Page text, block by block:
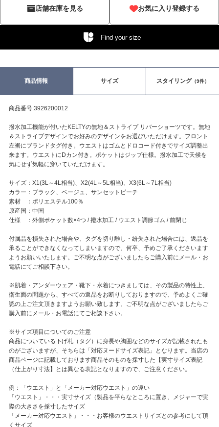
店舗在庫を見る お気に入り登録する
Find your size
商品情報 サイズ スタイリング（9件）
商品番号:3926200012
撥水加工機能が付いたKELTYの無地＆ストライプ リバーショーツです。無地
＆ストライプデザインでお好みのデザインをお選びいただけます。フロント
左裾にブランドタグ付き。ウエストはゴムとドロコード付きでサイズ調整出
来ます。ウエストにDカン付き。ポケットはジップ仕様。撥水加工で天候を
気にせず気軽に穿いていただけます。
サイズ：X1(3L～4L相当)、X2(4L～5L相当)、X3(6L～7L相当)
カラー：ブラック、ベージュ、サンセットビーチ
素材 ：ポリエステル100％
原産国：中国
仕様 ：外側ポケット数×4つ / 撥水加工 / ウエスト調節ゴム / 前閉じ
付属品を損失された場合や、タグを切り離し・紛失された場合には、返品を
承ることができなくなってしまいますので、何卒、予めご了承くださいます
ようお願いいたします。ご不明な点がございましたらご購入前にメール・お
電話にてご相談下さい。
※肌着・アンダーウェア・靴下・水着につきましては、その製品の特性上、
衛生面の問題から、すべての返品をお断りしておりますので、予めよくご確
認の上ご注文頂きますようお願い致します。ご不明な点がございましたらご
購入前にメール・お電話にてご相談下さい。
※サイズ項目についてのご注意
商品についている下げ札（タグ）に身長や胸囲などのサイズが記載されたも
のがございますが、そちらは「対応ヌードサイズ表記」となります。当店の
商品ページに記載しております商品そのものを採寸した【実寸サイズ表記
（仕上がり寸法】とは異なる表記となりますので、ご注意ください。
例：「ウエスト」と「メーカー対応ウエスト」の違い
「ウエスト」・・・実寸サイズ（製品を平らなところに置き、メジャーで実
際の大きさを採寸したサイズ
「メーカー対応ウエスト」・・・お客様のウエストサイズとの参考にして頂
くサイズ